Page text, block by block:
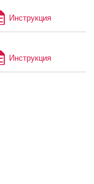
Инструкция
Инструкция